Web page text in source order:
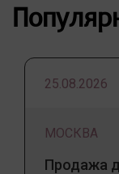
25.08.2026
МОСКВА
Продажа